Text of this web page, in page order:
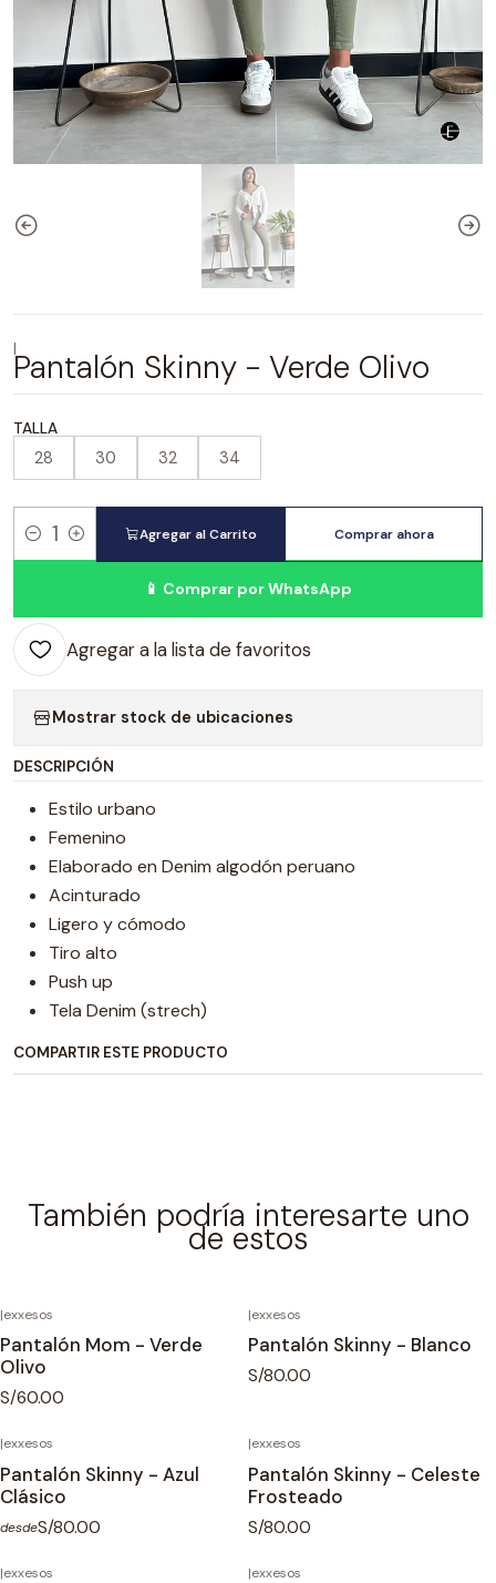
|Pantalón Skinny - Verde Olivo
TALLA
28 30 32 34
Cantidad
Agregar al Carrito Comprar ahora
📱 Comprar por WhatsApp
Agregar a la lista de favoritos
Mostrar stock de ubicaciones
DESCRIPCIÓN
Estilo urbano
Femenino
Elaborado en Denim algodón peruano
Acinturado
Ligero y cómodo
Tiro alto
Push up
Tela Denim (strech)
COMPARTIR ESTE PRODUCTO
También podría interesarte uno
de estos
|exxesos
Pantalón Mom - Verde
Olivo
S/60.00
|exxesos
Pantalón Skinny - Blanco
S/80.00
|exxesos
Pantalón Skinny - Azul
Clásico
desdeS/80.00
|exxesos
Pantalón Skinny - Celeste
Frosteado
S/80.00
|exxesos |exxesos